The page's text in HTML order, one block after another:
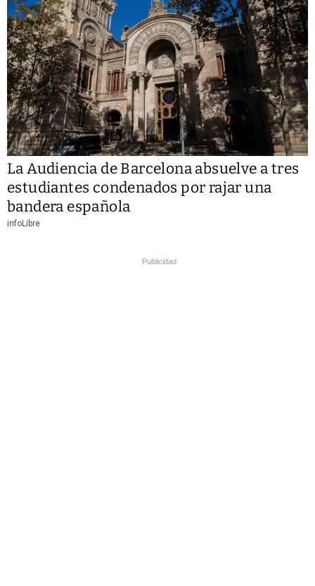
La Audiencia de Barcelona absuelve a tres
estudiantes condenados por rajar una
bandera española
infoLibre
Publicidad